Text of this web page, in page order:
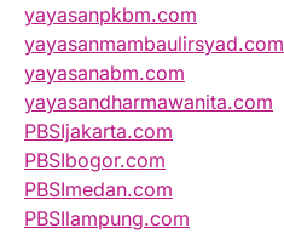
yayasanpkbm.com
yayasanmambaulirsyad.com
yayasanabm.com
yayasandharmawanita.com
PBSIjakarta.com
PBSIbogor.com
PBSImedan.com
PBSIlampung.com